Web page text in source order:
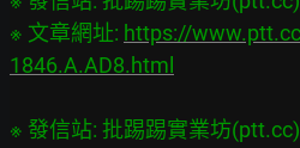
※ 文章網址: https://
1846.A.AD8.html
※ 發信站: 批踢踢實業坊(ptt.cc)